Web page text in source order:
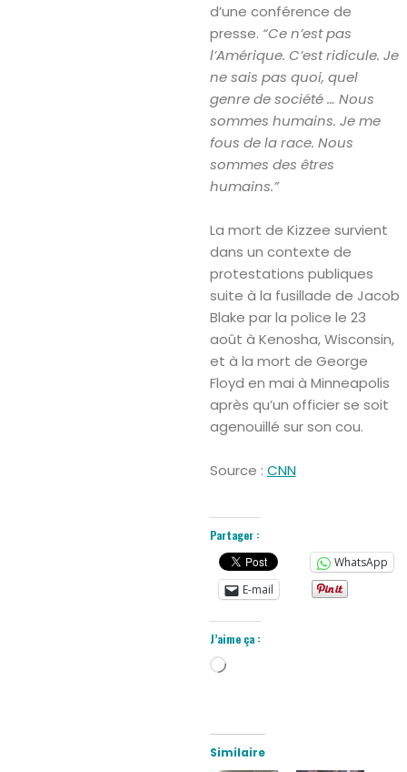
d’une conférence de
presse. “Ce n’est pas
l’Amérique. C’est ridicule. Je
ne sais pas quoi, quel
genre de société … Nous
sommes humains. Je me
fous de la race. Nous
sommes des êtres
humains.”
La mort de Kizzee survient
dans un contexte de
protestations publiques
suite à la fusillade de Jacob
Blake par la police le 23
août à Kenosha, Wisconsin,
et à la mort de George
Floyd en mai à Minneapolis
après qu’un officier se soit
agenouillé sur son cou.
Source : CNN
Partager :
WhatsApp
E-mail
J’aime ça :
Chargement…
Similaire